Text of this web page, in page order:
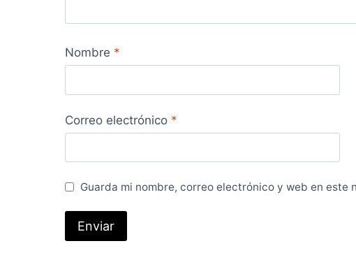
Nombre *
Correo electrónico *
Guarda mi nombre, correo electrónico y web en este